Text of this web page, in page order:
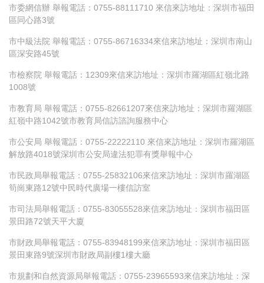
市委網信辦 舉報電話：0755-88111710 來信來訪地址：深圳市福田
區同心路3號
市中級法院 舉報電話：0755-86716334來信來訪地址：深圳市南山
區深安路45號
市檢察院 舉報電話：12309來信來訪地址：深圳市羅湖區紅嶺北路
1008號
市教育局 舉報電話：0755-82661207來信來訪地址：深圳市羅湖區
紅嶺中路1042號市教育局信訪諮詢服務中心
市公安局 舉報電話：0755-22222110 來信來訪地址：深圳市羅湖區
解放路4018號深圳市公安局違法犯罪有獎舉報中心
市民政局舉報電話：0755-25832106來信來訪地址：深圳市羅湖區
筍崗東路12號中民時代廣場一樓信訪室
市司法局舉報電話：0755-83055528來信來訪地址：深圳市福田區
景田路72號天平大廈
市財政局舉報電話：0755-83948199來信來訪地址：深圳市福田區
景田東路9號深圳市財政局副樓1樓大廳
市規劃和自然資源局舉報電話：0755-23965593來信來訪地址：深